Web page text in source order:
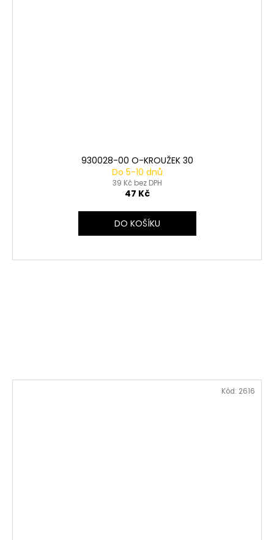
930028-00 O-KROUŽEK 30
Do 5-10 dnů
39 Kč bez DPH
47 Kč
DO KOŠÍKU
Kód: 2616